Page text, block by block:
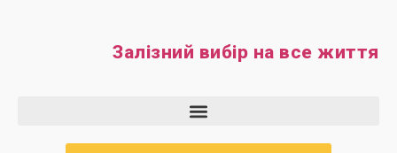
Залізний вибір на все життя